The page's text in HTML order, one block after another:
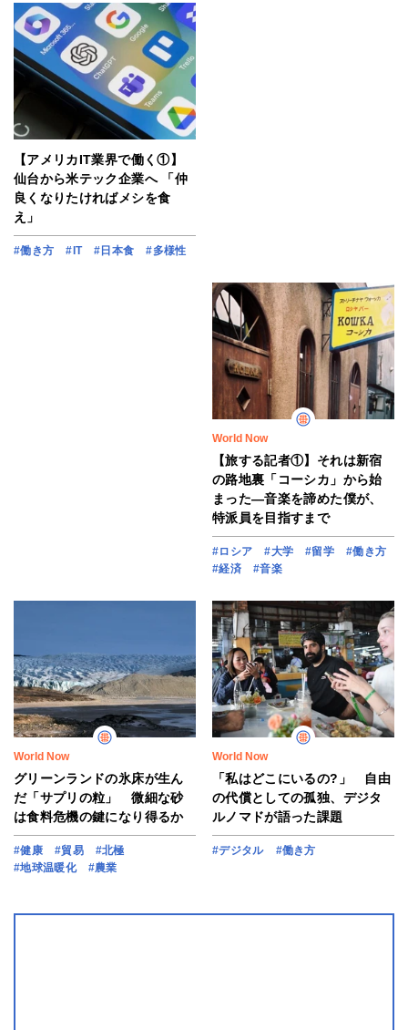
【アメリカIT業界で働く①】
仙台から米テック企業へ 「仲
良くなりたければメシを食
え」
#働き方 #IT #日本食 #多様性
World Now
【旅する記者①】それは新宿
の路地裏「コーシカ」から始
まった―音楽を諦めた僕が、
特派員を目指すまで
#ロシア #大学 #留学
#働き方
#経済
#音楽
World Now
グリーンランドの氷床が生ん
だ「サプリの粒」 微細な砂
は食料危機の鍵になり得るか
#健康 #貿易
#北極
#地球温暖化
#農業
World Now
「私はどこにいるの?」 自由
の代償としての孤独、デジタ
ルノマドが語った課題
#デジタル #働き方